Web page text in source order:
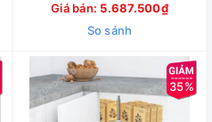
Giá bán: 5.687.500₫
So sánh
35%